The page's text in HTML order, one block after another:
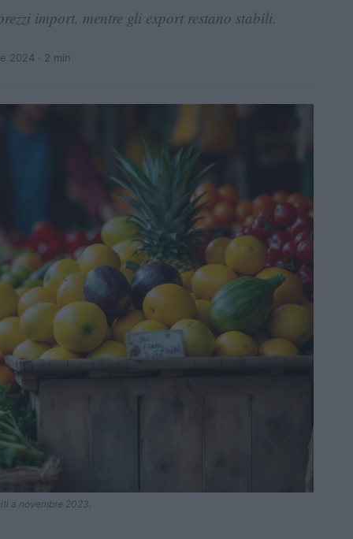
import, mentre gli export restano stabili.
2024 · 2 min
a novembre 2023.